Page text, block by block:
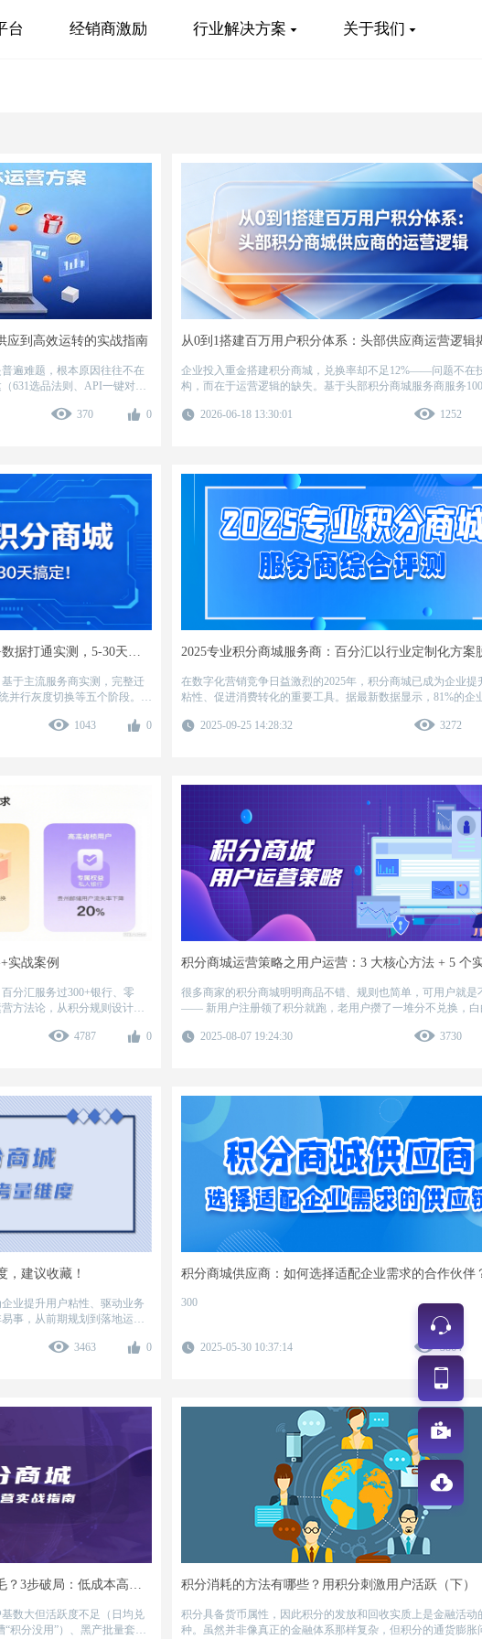
台 经销商激励 行业解决方案 关于我们
应到高效运转的实战指南
遍难题，根本原因往往不在
631选品法则、API一键对
大维度，结合连锁餐饮品牌
370 0
从0到1搭建百万用户积分体系：头部供应商运营逻辑
企业投入重金搭建积分商城，兑换率却不足12%——问题不在
构，而在于运营逻辑的缺失。基于头部积分商城服务商服务
用户分层运营到活动策划执行，系统拆解支撑百万用户积分体
2026-06-18 13:30:01 1252
从0到1换积分商城：老系统迁移+数据打通实测，5-30天搞定！
于主流服务商实测，完整迁
并行灰度切换等五个阶段。中
工具与全链路服务，可实现
1043 0
在数字化营销竞争日益激烈的2025年，积分商城已成为企业提
粘性、促进消费转化的重要工具。据最新数据显示，81%的企
率提升40%以上。
2025-09-25 14:28:32 3272
实战案例
分汇服务过300+银行、零
方法论，从积分规则设计到
4787 0
很多商家的积分商城明明商品不错、规则也简单，可用户就是
—— 新用户注册领了积分就跑，老用户攒了一堆分不兑换，白
积分商城的用户活跃度提升 50%+，复购率涨 30% 都不是难事。
2025-08-07 19:24:30 3730
，建议收藏！
业提升用户粘性、驱动业务
事，从前期规划到落地运
统化推进搭建工作。
3463 0
300
2025-05-30 10:37:14 3864
银行积分商城激活难、黑产薅羊毛？3步破局：低成本高粘性运营实战指南
数大但活跃度不足（日均兑
积分没用”）、黑产批量套利
积分消耗的方法有哪些？用积分刺激用户活跃（下）
积分具备货币属性，因此积分的发放和回收实质上是金融活动
种。虽然并非像真正的金融体系那样复杂，但积分的通货膨胀